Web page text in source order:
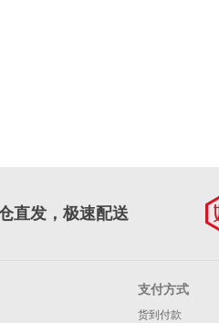
直发，极速配送
支付方式
货到付款